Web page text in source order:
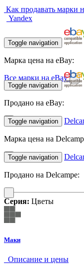
Как продавать марки
Yandex
Toggle navigation
Марка цена на eBay:
Все марки на eBay
Toggle navigation
Продано на eBay:
Toggle navigation
Марка цена на
Toggle navigation
Продано на Delcampe:
Серия: Цветы
Маки
Описание и цены